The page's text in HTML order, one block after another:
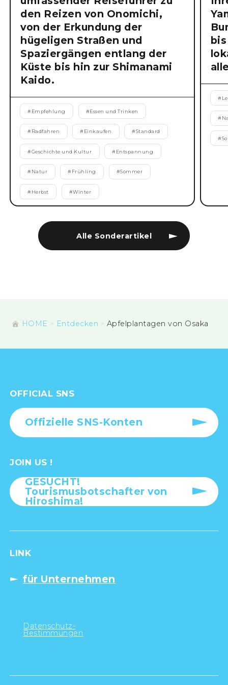
Alle Sonderartikel
den Reizen von Onomichi,
von der Erkundung der
hügeligen Straßen und
Spaziergängen entlang der
Küste bis hin zur Shimanami
Kaido.
# Empfehlung #Essen und Trinken
# Radfahren # Einkaufen #Standard
#Geschichte und Kultur # Entspannung
# Natur # Frühling #Sommer
# Herbst #Winter
#
#
#
HOME Entdecken Apfelplantagen von Osaka
OFFICIAL SNS
Offizielle SNS-Konten
JOIN US !
GESUCHT!
Tourismusbotschafter von
Hiroshima!
LINK
für Unternehmen
Datenschutz-
Bestimmungen